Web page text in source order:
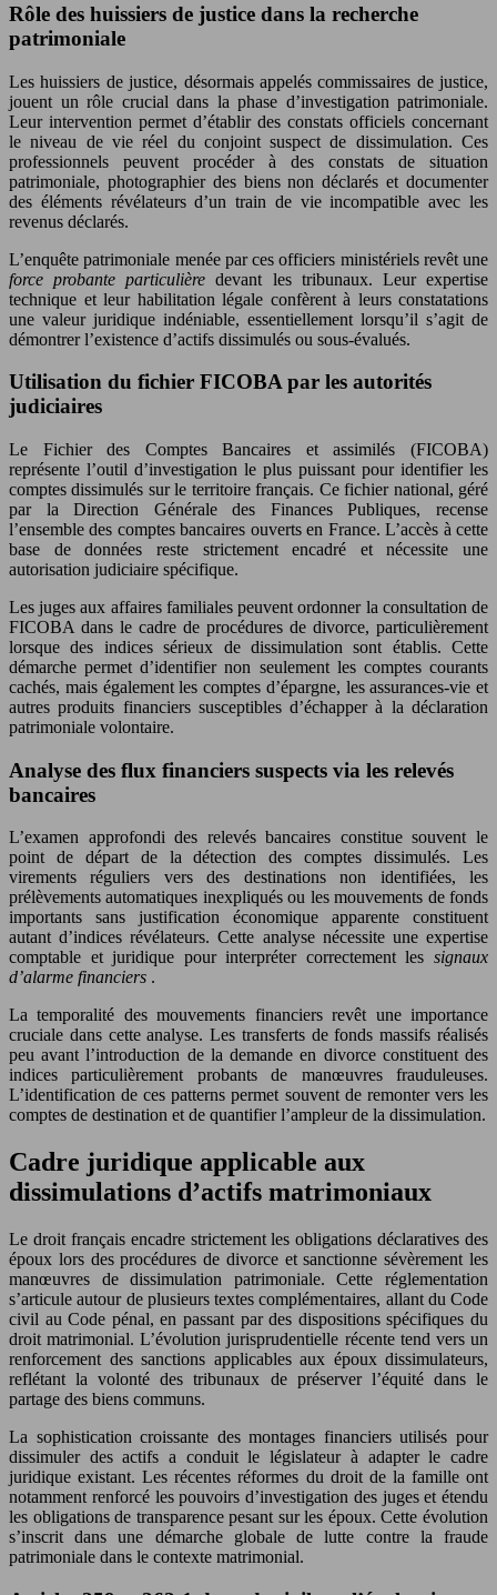
Rôle des huissiers de justice dans la recherche
patrimoniale
Les huissiers de justice, désormais appelés commissaires de justice,
jouent un rôle crucial dans la phase d’investigation patrimoniale.
Leur intervention permet d’établir des constats officiels concernant
le niveau de vie réel du conjoint suspect de dissimulation. Ces
professionnels peuvent procéder à des constats de situation
patrimoniale, photographier des biens non déclarés et documenter
des éléments révélateurs d’un train de vie incompatible avec les
revenus déclarés.
L’enquête patrimoniale menée par ces officiers ministériels revêt une
force probante particulièredevant les tribunaux. Leur expertise
technique et leur habilitation légale confèrent à leurs constatations
une valeur juridique indéniable, essentiellement lorsqu’il s’agit de
démontrer l’existence d’actifs dissimulés ou sous-évalués.
Utilisation du fichier FICOBA par les autorités
judiciaires
Le Fichier des Comptes Bancaires et assimilés (FICOBA)
représente l’outil d’investigation le plus puissant pour identifier les
comptes dissimulés sur le territoire français. Ce fichier national, géré
par la Direction Générale des Finances Publiques, recense
l’ensemble des comptes bancaires ouverts en France. L’accès à cette
base de données reste strictement encadré et nécessite une
autorisation judiciaire spécifique.
Les juges aux affaires familiales peuvent ordonner la consultation de
FICOBA dans le cadre de procédures de divorce, particulièrement
lorsque des indices sérieux de dissimulation sont établis. Cette
démarche permet d’identifier non seulement les comptes courants
cachés, mais également les comptes d’épargne, les assurances-vie et
autres produits financiers susceptibles d’échapper à la déclaration
patrimoniale volontaire.
Analyse des flux financiers suspects via les relevés
bancaires
L’examen approfondi des relevés bancaires constitue souvent le
point de départ de la détection des comptes dissimulés. Les
virements réguliers vers des destinations non identifiées, les
prélèvements automatiques inexpliqués ou les mouvements de fonds
importants sans justification économique apparente constituent
autant d’indices révélateurs. Cette analyse nécessite une expertise
comptable et juridique pour interpréter correctement les signaux
d’alarme financiers .
La temporalité des mouvements financiers revêt une importance
cruciale dans cette analyse. Les transferts de fonds massifs réalisés
peu avant l’introduction de la demande en divorce constituent des
indices particulièrement probants de manœuvres frauduleuses.
L’identification de ces patterns permet souvent de remonter vers les
comptes de destination et de quantifier l’ampleur de la dissimulation.
Cadre juridique applicable aux
dissimulations d’actifs matrimoniaux
Le droit français encadre strictement les obligations déclaratives des
époux lors des procédures de divorce et sanctionne sévèrement les
manœuvres de dissimulation patrimoniale. Cette réglementation
s’articule autour de plusieurs textes complémentaires, allant du Code
civil au Code pénal, en passant par des dispositions spécifiques du
droit matrimonial. L’évolution jurisprudentielle récente tend vers un
renforcement des sanctions applicables aux époux dissimulateurs,
reflétant la volonté des tribunaux de préserver l’équité dans le
partage des biens communs.
La sophistication croissante des montages financiers utilisés pour
dissimuler des actifs a conduit le législateur à adapter le cadre
juridique existant. Les récentes réformes du droit de la famille ont
notamment renforcé les pouvoirs d’investigation des juges et étendu
les obligations de transparence pesant sur les époux. Cette évolution
s’inscrit dans une démarche globale de lutte contre la fraude
patrimoniale dans le contexte matrimonial.